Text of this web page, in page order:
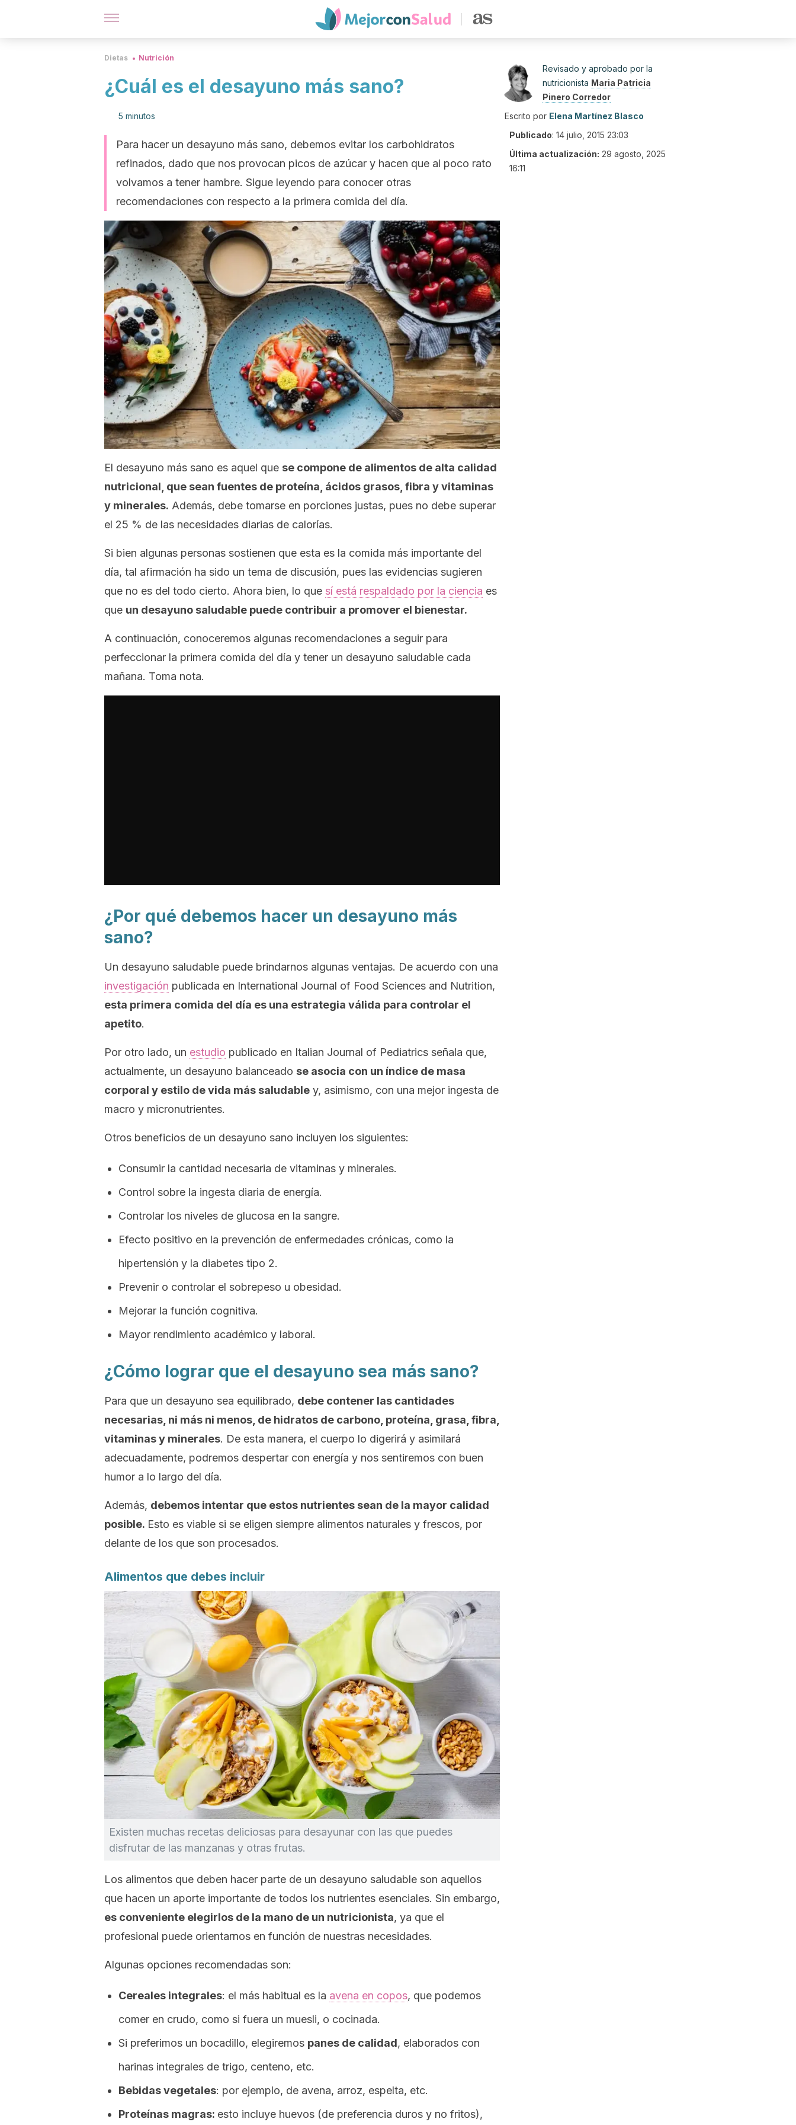
Dietas Nutrición
¿Cuál es el desayuno más sano?
5 minutos
Para hacer un desayuno más sano, debemos evitar los carbohidratos
refinados, dado que nos provocan picos de azúcar y hacen que al poco rato
volvamos a tener hambre. Sigue leyendo para conocer otras
recomendaciones con respecto a la primera comida del día.
El desayuno más sano es aquel que se compone de alimentos de alta calidad
nutricional, que sean fuentes de proteína, ácidos grasos, fibra y vitaminas
y minerales. Además, debe tomarse en porciones justas, pues no debe superar
el 25 % de las necesidades diarias de calorías.
Si bien algunas personas sostienen que esta es la comida más importante del
día, tal afirmación ha sido un tema de discusión, pues las evidencias sugieren
que no es del todo cierto. Ahora bien, lo que sí está respaldado por la ciencia es
que un desayuno saludable puede contribuir a promover el bienestar.
A continuación, conoceremos algunas recomendaciones a seguir para
perfeccionar la primera comida del día y tener un desayuno saludable cada
mañana. Toma nota.
¿Por qué debemos hacer un desayuno más
sano?
Un desayuno saludable puede brindarnos algunas ventajas. De acuerdo con una
investigación publicada en International Journal of Food Sciences and Nutrition,
esta primera comida del día es una estrategia válida para controlar el
apetito.
Por otro lado, un estudio publicado en Italian Journal of Pediatrics señala que,
actualmente, un desayuno balanceado se asocia con un índice de masa
corporal y estilo de vida más saludable y, asimismo, con una mejor ingesta de
macro y micronutrientes.
Otros beneficios de un desayuno sano incluyen los siguientes:
Consumir la cantidad necesaria de vitaminas y minerales.
Control sobre la ingesta diaria de energía.
Controlar los niveles de glucosa en la sangre.
Efecto positivo en la prevención de enfermedades crónicas, como la
hipertensión y la diabetes tipo 2.
Prevenir o controlar el sobrepeso u obesidad.
Mejorar la función cognitiva.
Mayor rendimiento académico y laboral.
¿Cómo lograr que el desayuno sea más sano?
Para que un desayuno sea equilibrado, debe contener las cantidades
necesarias, ni más ni menos, de hidratos de carbono, proteína, grasa, fibra,
vitaminas y minerales. De esta manera, el cuerpo lo digerirá y asimilará
adecuadamente, podremos despertar con energía y nos sentiremos con buen
humor a lo largo del día.
Además, debemos intentar que estos nutrientes sean de la mayor calidad
posible. Esto es viable si se eligen siempre alimentos naturales y frescos, por
delante de los que son procesados.
Alimentos que debes incluir
Existen muchas recetas deliciosas para desayunar con las que puedes
disfrutar de las manzanas y otras frutas.
Los alimentos que deben hacer parte de un desayuno saludable son aquellos
que hacen un aporte importante de todos los nutrientes esenciales. Sin embargo,
es conveniente elegirlos de la mano de un nutricionista, ya que el
profesional puede orientarnos en función de nuestras necesidades.
Algunas opciones recomendadas son:
Cereales integrales: el más habitual es la avena en copos, que podemos
comer en crudo, como si fuera un muesli, o cocinada.
Si preferimos un bocadillo, elegiremos panes de calidad, elaborados con
harinas integrales de trigo, centeno, etc.
Bebidas vegetales: por ejemplo, de avena, arroz, espelta, etc.
Proteínas magras: esto incluye huevos (de preferencia duros y no fritos),
Revisado y aprobado por la
nutricionista Maria Patricia
Pinero Corredor
Escrito por Elena Martínez Blasco
Publicado: 14 julio, 2015 23:03
Última actualización: 29 agosto, 2025
16:11